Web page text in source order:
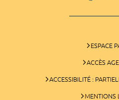
ESPACE
ACCÈS
ACCESSIBILITÉ :
MENTIONS